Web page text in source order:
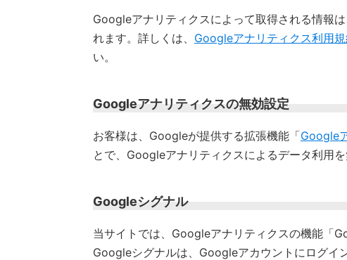
Googleアナリティクスによって取得される情報
れます。詳しくは、 Googleアナリティクス利用
い。
Googleアナリティクスの無効設定
お客様は、Googleが提供する拡張機能「Google
とで、Googleアナリティクスによるデータ利用を
Googleシグナル
当サイトでは、Googleアナリティクスの機能「
Googleシグナルは、Googleアカウントにログイ